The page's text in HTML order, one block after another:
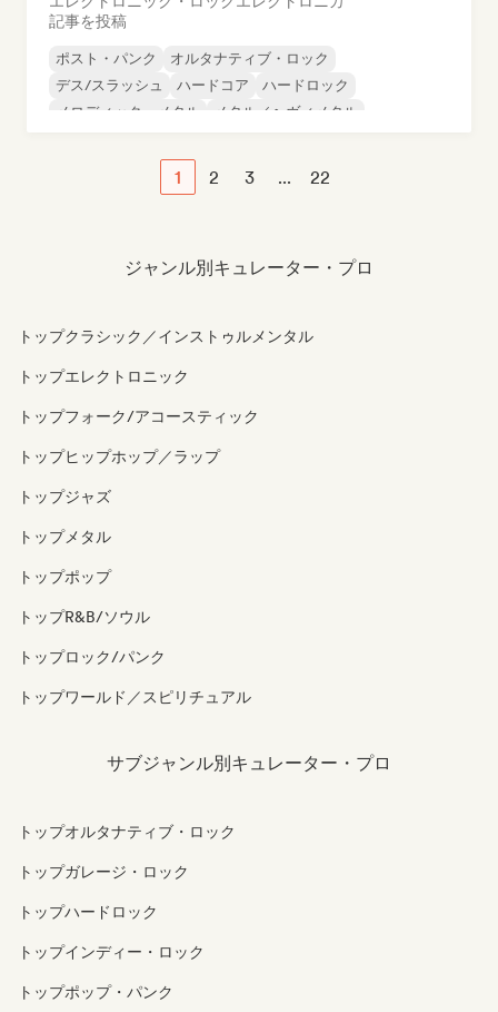
記事を投稿
ポスト・パンク
オルタナティブ・ロック
デス/スラッシュ
ハードコア
ハードロック
メロディック・メタル
メタル／ヘヴィメタル
1 2 3 ... 22
ジャンル別キュレーター・プロ
トップクラシック／インストゥルメンタル
トップエレクトロニック
トップフォーク/アコースティック
トップヒップホップ／ラップ
トップジャズ
トップメタル
トップポップ
トップR&B/ソウル
トップロック/パンク
トップワールド／スピリチュアル
サブジャンル別キュレーター・プロ
トップオルタナティブ・ロック
トップガレージ・ロック
トップハードロック
トップインディー・ロック
トップポップ・パンク